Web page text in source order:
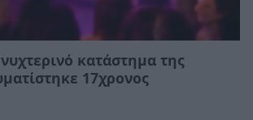
κατάστημα της
17χρονος